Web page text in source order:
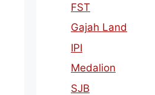
FST
Gajah Land
IPI
Medalion
SJB